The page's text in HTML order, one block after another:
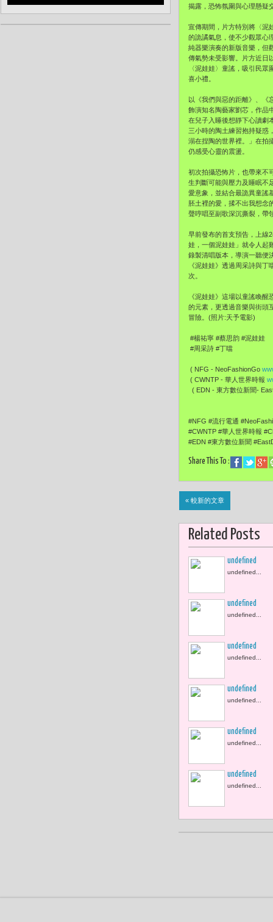
揭露，恐怖氛圍與心理懸疑
宣傳期間，片方特別將〈泥
的詭譎氣息，使不少觀眾心
純器樂演奏的新版音樂，但
傳氣勢未受影響。片方近日
〈泥娃娃〉童謠，吸引民
喜小禮。
以《我們與惡的距離》、《
飾演知名陶藝家劉芯，作品
在兒子入睡後想靜下心讀劇
三小時的陶土練習抱持疑惑
溺在捏陶的世界裡。」在拍
仍感受心靈的震盪。
初次拍攝恐怖片，也帶來不
生判斷可能與壓力及睡眠不
愛意象，並結合最詭異童謠
胚土裡的愛，揉不出我想念
聲哼唱至副歌深沉撕裂，帶
早前發布的首支預告，上線
娃，一個泥娃娃」就令人起
錄製清唱版本，導演一聽便
《泥娃娃》透過周采詩與
次。
《泥娃娃》這場以童謠喚
的元素，更透過音樂與街頭
冒險。(照片:天予電影)
#楊祐寧 #蔡思韵 #泥娃娃
#周采詩 #丁噹
( NFG - NeoFashionGo
( CWNTP - 華人世界時報
( EDN - 東方數位新聞-
#NFG #流行電通
#CWNTP #華人世界時報
#EDN #東方數位新聞
Share This To :
« 較新的文章
Related Posts
undefined
undefined...
undefined
undefined...
undefined
undefined...
undefined
undefined...
undefined
undefined...
undefined
undefined...